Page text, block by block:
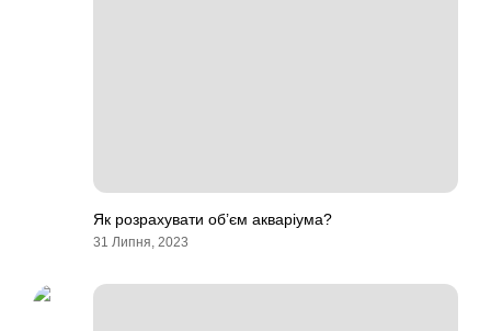
Як розрахувати об’єм акваріума?
31 Липня, 2023